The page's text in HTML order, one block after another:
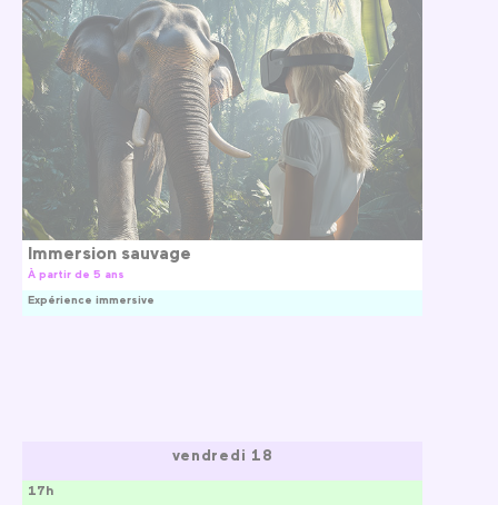
Immersion sauvage
À partir de 5 ans
Expérience immersive
vendredi 18
17h